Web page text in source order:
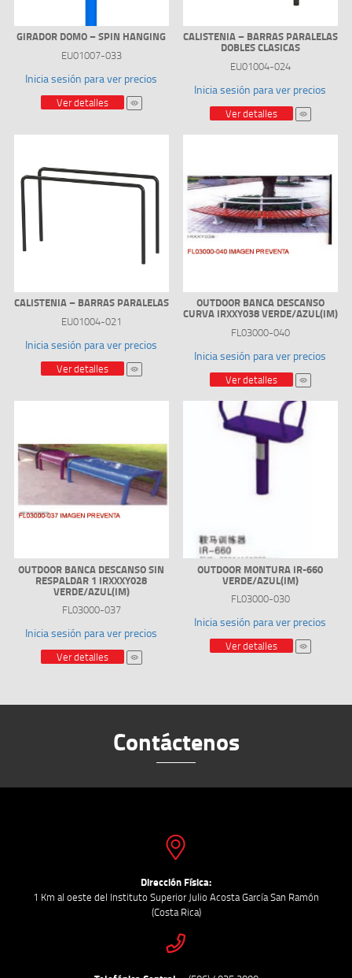
GIRADOR DOMO – SPIN HANGING
EU01007-033
Inicia sesión para ver precios
Ver detalles
CALISTENIA – BARRAS PARALELAS
DOBLES CLASICAS
EU01004-024
Inicia sesión para ver precios
Ver detalles
CALISTENIA – BARRAS PARALELAS
EU01004-021
Inicia sesión para ver precios
Ver detalles
OUTDOOR BANCA DESCANSO
CURVA IRXXY038 VERDE/AZUL(IM)
FL03000-040
Inicia sesión para ver precios
Ver detalles
OUTDOOR BANCA DESCANSO SIN
RESPALDAR 1 IRXXXY028
VERDE/AZUL(IM)
FL03000-037
Inicia sesión para ver precios
Ver detalles
OUTDOOR MONTURA IR-660
VERDE/AZUL(IM)
FL03000-030
Inicia sesión para ver precios
Ver detalles
Contáctenos
Dirección Física:
1 Km al oeste del Instituto Superior Julio Acosta García San Ramón
(Costa Rica)